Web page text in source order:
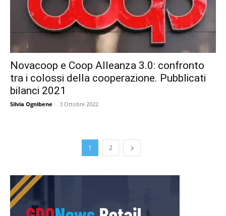
Novacoop e Coop Alleanza 3.0: confronto
tra i colossi della cooperazione. Pubblicati
bilanci 2021
Silvia Ognibene - 3 Ottobre 2022
1 2